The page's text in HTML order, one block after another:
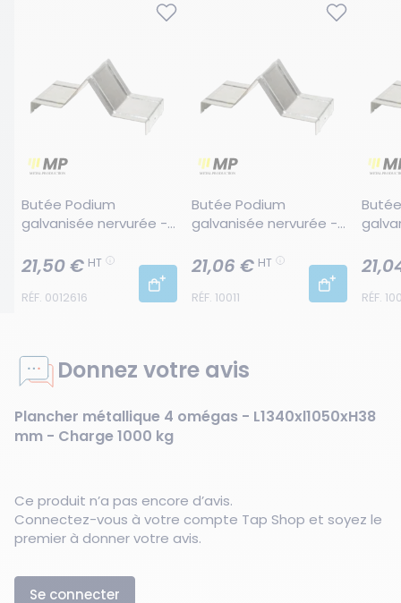
Butée Podium
galvanisée nervurée -
RÉF. 0012616
21,50 € HT
Butée Podium
galvanisée nervurée -
RÉF. 10011
21,06 € HT
RÉF.
Donnez votre avis
Plancher métallique 4 omégas - L1340xl1050xH38
mm - Charge 1000 kg
Ce produit n’a pas encore d’avis.
Connectez-vous à votre compte Tap Shop et soyez le
premier à donner votre avis.
Se connecter